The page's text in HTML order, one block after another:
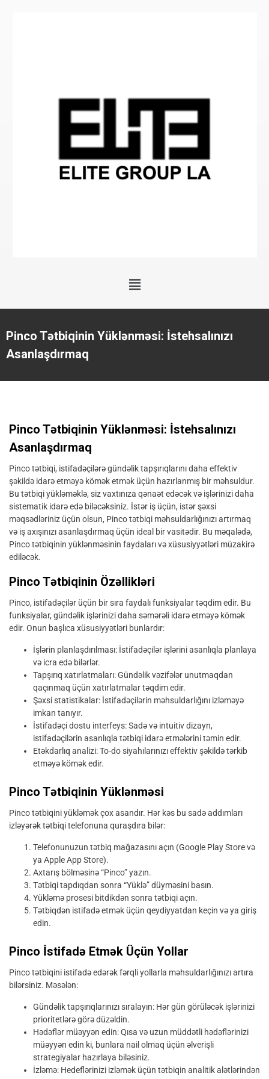
Pinco Tətbiqinin Yüklənməsi: İstehsalınızı
Asanlaşdırmaq
Pinco Tətbiqinin Yüklənməsi: İstehsalınızı
Asanlaşdırmaq
Pinco tətbiqi, istifadəçilərə gündəlik tapşırıqlarını daha effektiv
şəkildə idarə etməyə kömək etmək üçün hazırlanmış bir məhsuldur.
Bu tətbiqi yükləməklə, siz vaxtınıza qənaət edəcək və işlərinizi daha
sistematik idarə edə biləcəksiniz. İstər iş üçün, istər şəxsi
məqsədləriniz üçün olsun, Pinco tətbiqi məhsuldarlığınızı artırmaq
və iş axışınızı asanlaşdırmaq üçün ideal bir vasitədir. Bu məqalədə,
Pinco tətbiqinin yüklənməsinin faydaları və xüsusiyyətləri müzakirə
ediləcək.
Pinco Tətbiqinin Özəllikləri
Pinco, istifadəçilər üçün bir sıra faydalı funksiyalar təqdim edir. Bu
funksiyalar, gündəlik işlərinizi daha səmərəli idarə etməyə kömək
edir. Onun başlıca xüsusiyyətləri bunlardır:
İşlərin planlaşdırılması: İstifadəçilər işlərini asanlıqla planlaya
və icra edə bilərlər.
Tapşırıq xatırlatmaları: Gündəlik vəzifələr unutmaqdan
qaçınmaq üçün xatırlatmalar təqdim edir.
Şəxsi statistikalar: İstifadəçilərin məhsuldarlığını izləməyə
imkan tanıyır.
İstifadəçi dostu interfeys: Sadə və intuitiv dizayn,
istifadəçilərin asanlıqla tətbiqi idarə etmələrini təmin edir.
Etəkdarlıq analizi: To-do siyahılarınızı effektiv şəkildə tərkib
etməyə kömək edir.
Pinco Tətbiqinin Yüklənməsi
Pinco tətbiqini yükləmək çox asandır. Hər kəs bu sadə addımları
izləyərək tətbiqi telefonuna quraşdıra bilər:
Telefonunuzun tətbiq mağazasını açın (Google Play Store və
ya Apple App Store).
Axtarış bölməsinə “Pinco” yazın.
Tətbiqi tapdıqdan sonra “Yüklə” düyməsini basın.
Yükləmə prosesi bitdikdən sonra tətbiqi açın.
Tətbiqdən istifadə etmək üçün qeydiyyatdan keçin və ya giriş
edin.
Pinco İstifadə Etmək Üçün Yollar
Pinco tətbiqini istifadə edərək fərqli yollarla məhsuldarlığınızı artıra
bilərsiniz. Məsələn:
Gündəlik tapşırıqlarınızı sıralayın: Hər gün görüləcək işlərinizi
prioritetlərə görə düzəldin.
Hədəflər müəyyən edin: Qısa və uzun müddətli hədəflərinizi
müəyyən edin ki, bunlara nail olmaq üçün əlverişli
strategiyalar hazırlaya biləsiniz.
İzləmə: Hedeflərinizi izləmək üçün tətbiqin analitik alətlərindən